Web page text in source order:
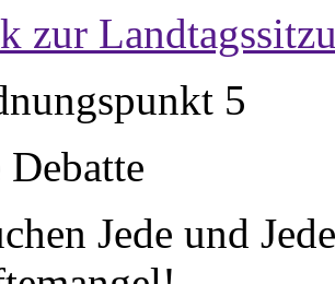
zur
5
Jede und